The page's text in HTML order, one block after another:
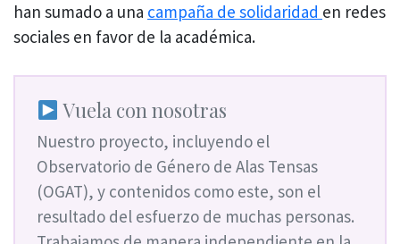
han sumado a una campaña de solidaridad en redes
sociales en favor de la académica.
Vuela con nosotras
Nuestro proyecto, incluyendo el
Observatorio de Género de Alas Tensas
(OGAT), y contenidos como este, son el
resultado del esfuerzo de muchas personas.